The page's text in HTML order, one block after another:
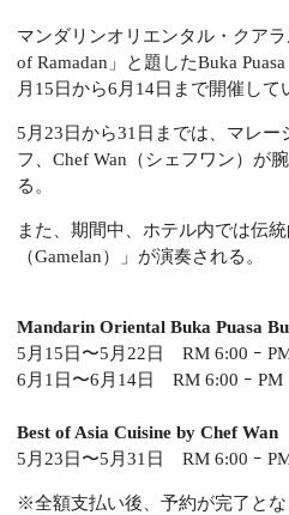
マンダリンオリエンタル・クア
of Ramadan」と題したBuka
月15日から6月14日まで開催して
5月23日から31日までは、マレー
フ、Chef Wan（シェフワン）が
る。
また、期間中、ホテル内では伝
（Gamelan）」が演奏される。
Mandarin Oriental Buka Puasa
5月15日〜5月22日 RM 6:00 ｰ
6月1日〜6月14日 RM 6:00 ｰ
Best of Asia Cuisine by Chef Wan
5月23日〜5月31日 RM 6:00 ｰ
※全額支払い後、予約が完了とな